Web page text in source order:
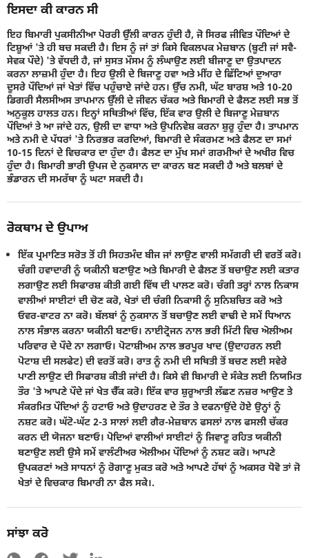
ਇਸਦਾ ਕੀ ਕਾਰਨ ਸੀ
ਇਹ ਬਿਮਾਰੀ ਪੁਕਸੀਨੀਆ ਪੋਰਰੀ ਉੱਲੀ ਕਾਰਨ ਹੁੰਦੀ ਹੈ, ਜੋ ਸਿਰਫ ਜੀਵਿਤ ਪੌਦਿਆਂ ਦੇ
ਟਿਸ਼ੂਆਂ 'ਤੇ ਹੀ ਬਚ ਸਕਦੀ ਹੈ। ਇਸ ਨੂੰ ਜਾਂ ਤਾਂ ਕਿਸੇ ਵਿਕਲਪਕ ਮੇਜ਼ਬਾਨ (ਬੂਟੀ ਜਾਂ ਸਵੈ-
ਸੇਵਕ ਪੌਦੇ) 'ਤੇ ਵੱਧਦੀ ਹੈ, ਜਾਂ ਸੁਸਤ ਮੌਸਮ ਨੂੰ ਲੰਘਾਉਣ ਲਈ ਬੀਜਾਣੂ ਦਾ ਉਤਪਾਦਨ
ਕਰਨਾ ਲਾਜ਼ਮੀ ਹੁੰਦਾ ਹੈ। ਇਹ ਉਲੀ ਦੇ ਬਿਜਾਣੂ ਹਵਾ ਅਤੇ ਮੀਂਹ ਦੇ ਛਿੱਟਿਆਂ ਦੁਆਰਾ
ਦੂਸਰੇ ਪੌਦਿਆਂ ਜਾਂ ਖੇਤਾਂ ਵਿੱਚ ਪਹੁੰਚਾਏ ਜਾਂਦੇ ਹਨ। ਉੱਚ ਨਮੀ, ਘੱਟ ਬਾਰਸ਼ ਅਤੇ 10-20
ਡਿਗਰੀ ਸੈਲਸੀਅਸ ਤਾਪਮਾਨ ਉੱਲੀ ਦੇ ਜੀਵਨ ਚੱਕਰ ਅਤੇ ਬਿਮਾਰੀ ਦੇ ਫੈਲਣ ਲਈ ਸਭ ਤੋਂ
ਅਨੁਕੂਲ ਹਾਲਤ ਹਨ। ਇਨ੍ਹਾਂ ਸਥਿਤੀਆਂ ਵਿੱਚ, ਇੱਕ ਵਾਰ ਉਲੀ ਦੇ ਬਿਜਾਣੂ ਮੇਜ਼ਬਾਨ
ਪੌਦਿਆਂ ਤੇ ਆ ਜਾਂਦੇ ਹਨ, ਉਲੀ ਦਾ ਵਾਧਾ ਅਤੇ ਉਪਨਿਵੇਸ਼ ਕਰਨਾ ਸ਼ੁਰੂ ਹੁੰਦਾ ਹੈ। ਤਾਪਮਾਨ
ਅਤੇ ਨਮੀ ਦੇ ਪੱਧਰਾਂ 'ਤੇ ਨਿਰਭਰ ਕਰਦਿਆਂ, ਬਿਮਾਰੀ ਦੇ ਸੰਕਰਮਣ ਅਤੇ ਫੈਲਣ ਦਾ ਸਮਾਂ
10-15 ਦਿਨਾਂ ਦੇ ਵਿਚਕਾਰ ਦਾ ਹੁੰਦਾ ਹੈ। ਫੈਲਣ ਦਾ ਮੁੱਖ ਸਮਾਂ ਗਰਮੀਆਂ ਦੇ ਅਖੀਰ ਵਿਚ
ਹੁੰਦਾ ਹੈ। ਬਿਮਾਰੀ ਭਾਰੀ ਉਪਜ ਦੇ ਨੁਕਸਾਨ ਦਾ ਕਾਰਨ ਬਣ ਸਕਦੀ ਹੈ ਅਤੇ ਬਲਬਾਂ ਦੇ
ਭੰਡਾਰਨ ਦੀ ਸਮਰੱਥਾ ਨੂੰ ਘਟਾ ਸਕਦੀ ਹੈ।
ਰੋਕਥਾਮ ਦੇ ਉਪਾਅ
ਇੱਕ ਪ੍ਰਮਾਣਿਤ ਸਰੋਤ ਤੋਂ ਹੀ ਸਿਹਤਮੰਦ ਬੀਜ ਜਾਂ ਲਾਉਣ ਵਾਲੀ ਸਮੱਗਰੀ ਦੀ ਵਰਤੋਂ ਕਰੋ।
ਚੰਗੀ ਹਵਾਦਾਰੀ ਨੂੰ ਯਕੀਨੀ ਬਣਾਉਣ ਅਤੇ ਬਿਮਾਰੀ ਦੇ ਫੈਲਣ ਤੋਂ ਬਚਾਉਣ ਲਈ ਕਤਾਰ
ਲਗਾਉਣ ਲਈ ਸਿਫਾਰਸ਼ ਕੀਤੀ ਗਈ ਵਿੱਥ ਦੀ ਪਾਲਣ ਕਰੋ। ਚੰਗੀ ਤਰ੍ਹਾਂ ਨਾਲ ਨਿਕਾਸ
ਵਾਲੀਆਂ ਸਾਈਟਾਂ ਦੀ ਚੋਣ ਕਰੋ, ਖੇਤਾਂ ਦੀ ਚੰਗੀ ਨਿਕਾਸੀ ਨੂੰ ਸੁਨਿਸ਼ਚਿਤ ਕਰੋ ਅਤੇ
ਓਵਰ-ਵਾਟਰ ਨਾ ਕਰੋ। ਬੱਲਬਾਂ ਨੂੰ ਨੁਕਸਾਨ ਤੋਂ ਬਚਾਉਣ ਲਈ ਵਾਢੀ ਦੇ ਸਮੇਂ ਧਿਆਨ
ਨਾਲ ਸੰਭਾਲ ਕਰਨਾ ਯਕੀਨੀ ਬਣਾਓ। ਨਾਈਟ੍ਰੋਜਨ ਨਾਲ ਭਰੀ ਮਿੱਟੀ ਵਿਚ ਅੋਲੀਅਮ
ਪਰਿਵਾਰ ਦੇ ਪੌਦੇ ਨਾ ਲਗਾਓ। ਪੋਟਾਸ਼ੀਅਮ ਨਾਲ ਭਰਪੂਰ ਖਾਦ (ਉਦਾਹਰਨ ਲਈ
ਪੋਟਾਸ਼ ਦੀ ਸਲਫੇਟ) ਦੀ ਵਰਤੋਂ ਕਰੋ। ਰਾਤ ਨੂੰ ਨਮੀ ਦੀ ਸਥਿਤੀ ਤੋਂ ਬਚਣ ਲਈ ਸਵੇਰੇ
ਪਾਣੀ ਲਾਉਣ ਦੀ ਸਿਫਾਰਸ਼ ਕੀਤੀ ਜਾਂਦੀ ਹੈ। ਕਿਸੇ ਵੀ ਬਿਮਾਰੀ ਦੇ ਸੰਕੇਤ ਲਈ ਨਿਯਮਿਤ
ਤੌਰ 'ਤੇ ਆਪਣੇ ਪੌਦੇ ਜਾਂ ਖੇਤ ਚੈੱਕ ਕਰੋ। ਇੱਕ ਵਾਰ ਸ਼ੁਰੂਆਤੀ ਲੱਛਣ ਨਜ਼ਰ ਆਉਣ ਤੇ
ਸੰਕਰਮਿਤ ਪੌਦਿਆਂ ਨੂੰ ਹਟਾਓ ਅਤੇ ਉਦਾਹਰਣ ਦੇ ਤੌਰ ਤੇ ਦਫਨਾਉਂਦੇ ਹੋਏ ਉਨ੍ਹਾਂ ਨੂੰ
ਨਸ਼ਟ ਕਰੋ। ਘੱਟੋ-ਘੱਟ 2-3 ਸਾਲਾਂ ਲਈ ਗੈਰ-ਮੇਜ਼ਬਾਨ ਫਸਲਾਂ ਨਾਲ ਫਸਲੀ ਚੱਕਰ
ਕਰਨ ਦੀ ਯੋਜਨਾ ਬਣਾਓ। ਪੋਦਿਆਂ ਵਾਲੀਆਂ ਸਾਈਟਾਂ ਨੂੰ ਜਿਵਾਣੂ ਰਹਿਤ ਯਕੀਨੀ
ਬਣਾਉਣ ਲਈ ਉਸੇ ਸਮੇਂ ਵਾਲੰਟੀਅਰ ਅੋਲੀਅਮ ਪੌਦਿਆਂ ਨੂੰ ਨਸ਼ਟ ਕਰੋ। ਆਪਣੇ
ਉਪਕਰਣਾਂ ਅਤੇ ਸਾਧਨਾਂ ਨੂੰ ਰੋਗਾਣੂ ਮੁਕਤ ਕਰੋ ਅਤੇ ਆਪਣੇ ਹੱਥਾਂ ਨੂੰ ਅਕਸਰ ਧੋਵੋ ਤਾਂ ਜੋ
ਖੇਤਾਂ ਦੇ ਵਿਚਕਾਰ ਬਿਮਾਰੀ ਨਾ ਫੈਲ ਸਕੇ।.
ਸਾਂਝਾ ਕਰੋ